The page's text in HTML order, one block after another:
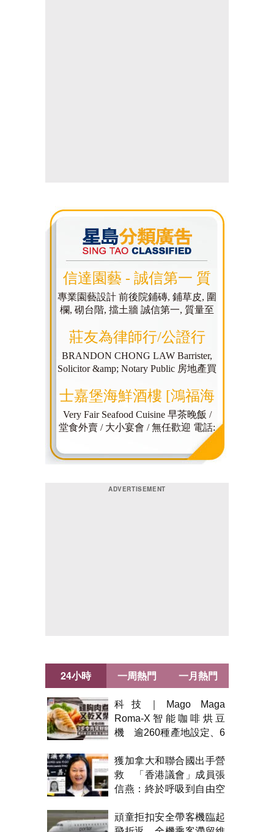
24小時
科技｜Mago Maga
Roma-X智能咖啡烘豆
機 逾260種產地設定、6
獲加拿大和聯合國出手營
救 「香港議會」成員張
信燕：終於呼吸到自由空
頑童拒扣安全帶客機臨起
一周熱門 一月熱門